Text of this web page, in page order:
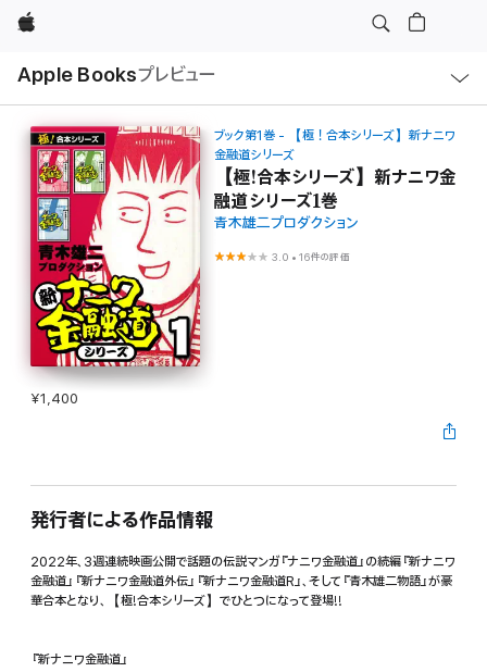
Apple
Apple Booksプレビュー
ル
ブック第1巻 - 【極！合本シリーズ】新ナニワ
金融道シリーズ
【極!合本シリーズ】新ナニワ金
融道シリーズ1巻
青木雄二プロダクション
3.0 •16件の評価
¥1,400
発行者による作品情報
2022年、3週連続映画公開で話題の伝説マンガ『ナニワ金融道』の続編『新ナニワ
金融道』『新ナニワ金融道外伝』『新ナニワ金融道R』、そして『青木雄二物語』が豪
華合本となり、【極!合本シリーズ】でひとつになって登場!!
『新ナニワ金融道』